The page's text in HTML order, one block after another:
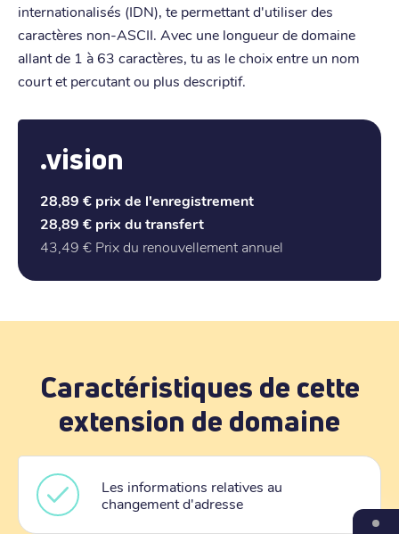
internationalisés (IDN), te permettant d'utiliser des
caractères non-ASCII. Avec une longueur de domaine
allant de 1 à 63 caractères, tu as le choix entre un nom
court et percutant ou plus descriptif.
.vision
28,89 € prix de l'enregistrement
28,89 € prix du transfert
43,49 € Prix du renouvellement annuel
Caractéristiques de cette
extension de domaine
Les informations relatives au
changement d'adresse